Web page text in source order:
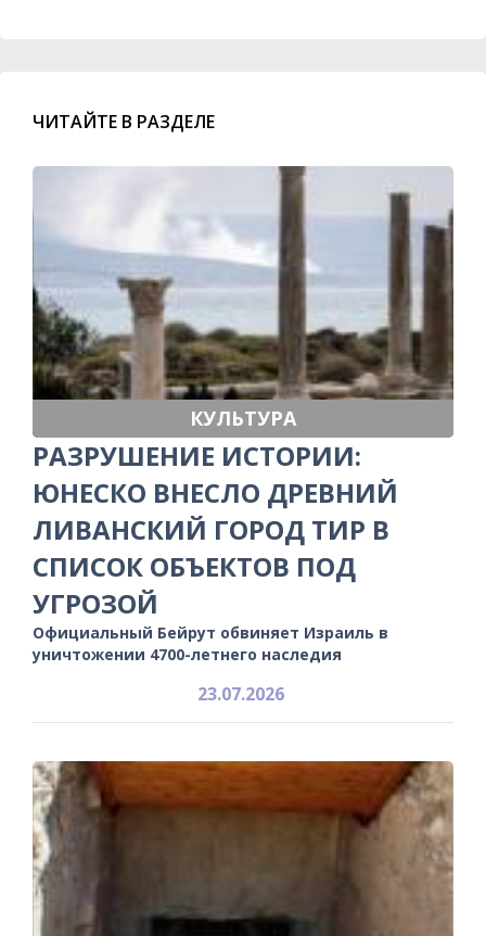
ЧИТАЙТЕ В РАЗДЕЛЕ
КУЛЬТУРА
РАЗРУШЕНИЕ ИСТОРИИ:
ЮНЕСКО ВНЕСЛО ДРЕВНИЙ
ЛИВАНСКИЙ ГОРОД ТИР В
СПИСОК ОБЪЕКТОВ ПОД
УГРОЗОЙ
Официальный Бейрут обвиняет Израиль в
уничтожении 4700-летнего наследия
23.07.2026